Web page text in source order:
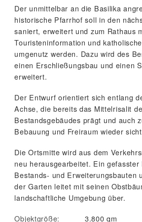
Der unmittelbar an die Basilika
historische Pfarrhof soll in den
saniert, erweitert und zum Rathaus
Touristeninformation und
umgenutz werden. Dazu wird des
einen Erschließungsbau und einen
erweitert.
Der Entwurf orientiert sich entlang
Achse, die bereits das Mittelrisalit
Bestandsgebäudes prägt und auch
Bebauung und Freiraum wieder
Die Ortsmitte wird aus dem
neu herausgearbeitet. Ein gefasster
Bestands- und Erweiterungsbauten
der Garten leitet mit seinen
landschaftliche Umgebung über.
Objektgröße:
3.800 qm